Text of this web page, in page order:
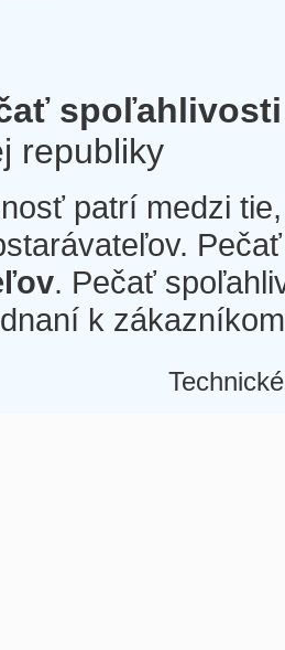
spoľahlivosti
republiky
patrí medzi
. Pečať
k